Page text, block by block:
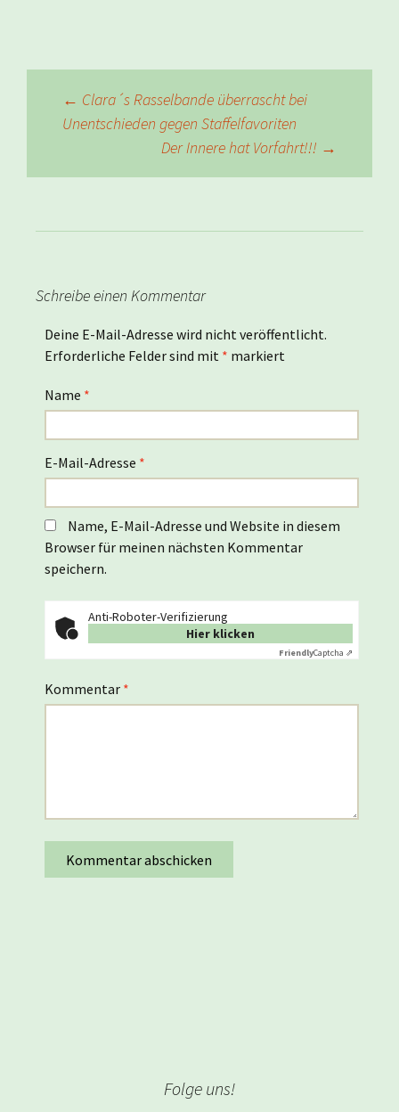
Beitragsnavigation
← Clara´s Rasselbande überrascht bei
Unentschieden gegen Staffelfavoriten
Der Innere hat Vorfahrt!!! →
Schreibe einen Kommentar
Deine E-Mail-Adresse wird nicht veröffentlicht.
Erforderliche Felder sind mit * markiert
Name *
E-Mail-Adresse *
Name, E-Mail-Adresse und Website in diesem
Browser für meinen nächsten Kommentar
speichern.
Anti-Roboter-Verifizierung
Hier klicken
FriendlyCaptcha ⇗
Kommentar *
Folge uns!